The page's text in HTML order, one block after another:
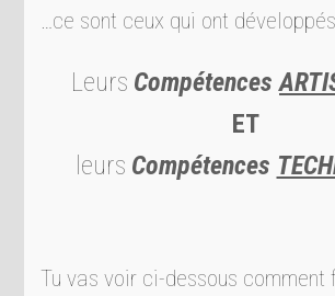
…ce sont ceux qui ont
Leurs Compétences
ET
leurs Compétences
Tu vas voir ci-dessous comment